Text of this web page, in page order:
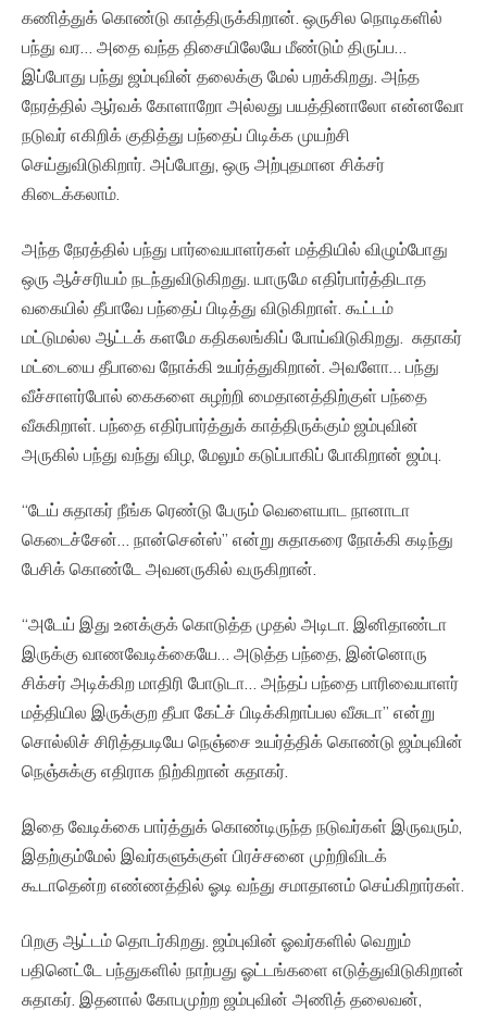
கணித்துக் கொண்டு காத்திருக்கிறான். ஒருசில நொடிகளில்
பந்து வர… அதை வந்த திசையிலேயே மீண்டும் திருப்ப…
இப்போது பந்து ஜம்புவின் தலைக்கு மேல் பறக்கிறது. அந்த
நேரத்தில் ஆர்வக் கோளாறோ அல்லது பயத்தினாலோ என்னவோ
நடுவர் எகிறிக் குதித்து பந்தைப் பிடிக்க முயற்சி
செய்துவிடுகிறார். அப்போது, ஒரு அற்புதமான சிக்சர்
கிடைக்கலாம்.
அந்த நேரத்தில் பந்து பார்வையாளர்கள் மத்தியில் விழும்போது
ஒரு ஆச்சரியம் நடந்துவிடுகிறது. யாருமே எதிர்பார்த்திடாத
வகையில் தீபாவே பந்தைப் பிடித்து விடுகிறாள். கூட்டம்
மட்டுமல்ல ஆட்டக் களமே கதிகலங்கிப் போய்விடுகிறது. சுதாகர்
மட்டையை தீபாவை நோக்கி உயர்த்துகிறான். அவளோ… பந்து
வீச்சாளர்போல் கைகளை சுழற்றி மைதானத்திற்குள் பந்தை
வீசுகிறாள். பந்தை எதிர்பார்த்துக் காத்திருக்கும் ஜம்புவின்
அருகில் பந்து வந்து விழ, மேலும் கடுப்பாகிப் போகிறான் ஜம்பு.
“டேய் சுதாகர் நீங்க ரெண்டு பேரும் வெளையாட நானாடா
கெடைச்சேன்… நான்சென்ஸ்” என்று சுதாகரை நோக்கி கடிந்து
பேசிக் கொண்டே அவனருகில் வருகிறான்.
“அடேய் இது உனக்குக் கொடுத்த முதல் அடிடா. இனிதாண்டா
இருக்கு வாணவேடிக்கையே… அடுத்த பந்தை, இன்னொரு
சிக்சர் அடிக்கிற மாதிரி போடுடா… அந்தப் பந்தை பாரிவையாளர்
மத்தியில இருக்குற தீபா கேட்ச் பிடிக்கிறாப்பல வீசுடா” என்று
சொல்லிச் சிரித்தபடியே நெஞ்சை உயர்த்திக் கொண்டு ஜம்புவின்
நெஞ்சுக்கு எதிராக நிற்கிறான் சுதாகர்.
இதை வேடிக்கை பார்த்துக் கொண்டிருந்த நடுவர்கள் இருவரும்,
இதற்கும்மேல் இவர்களுக்குள் பிரச்சனை முற்றிவிடக்
கூடாதென்ற எண்ணத்தில் ஓடி வந்து சமாதானம் செய்கிறார்கள்.
பிறகு ஆட்டம் தொடர்கிறது. ஜம்புவின் ஓவர்களில் வெறும்
பதினெட்டே பந்துகளில் நாற்பது ஓட்டங்களை எடுத்துவிடுகிறான்
சுதாகர். இதனால் கோபமுற்ற ஜம்புவின் அணித் தலைவன்,